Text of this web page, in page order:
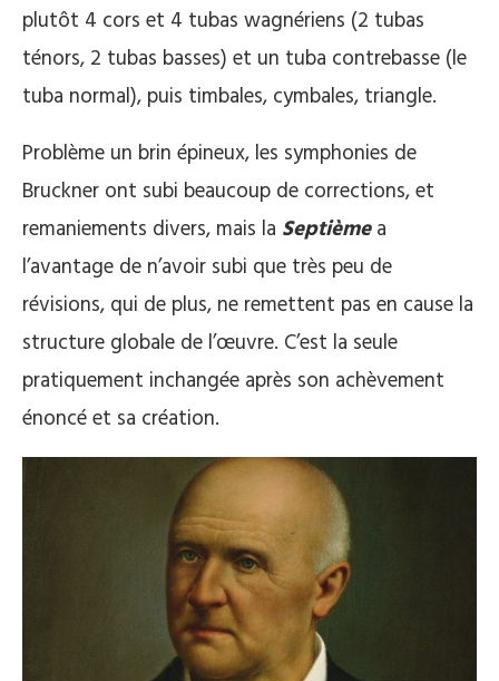
plutôt 4 cors et 4 tubas wagnériens (2 tubas
ténors, 2 tubas basses) et un tuba contrebasse (le
tuba normal), puis timbales, cymbales, triangle.
Problème un brin épineux, les symphonies de
Bruckner ont subi beaucoup de corrections, et
remaniements divers, mais la Septièmea
l’avantage de n’avoir subi que très peu de
révisions, qui de plus, ne remettent pas en cause la
structure globale de l’œuvre. C’est la seule
pratiquement inchangée après son achèvement
énoncé et sa création.